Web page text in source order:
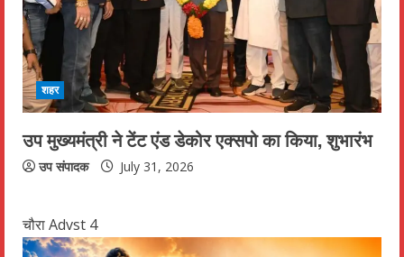
शहर
उप मुख्यमंत्री ने टेंट एंड डेकोर एक्सपो का किया, शुभारंभ
उप संपादक July 31, 2026
चौरा Advst 4